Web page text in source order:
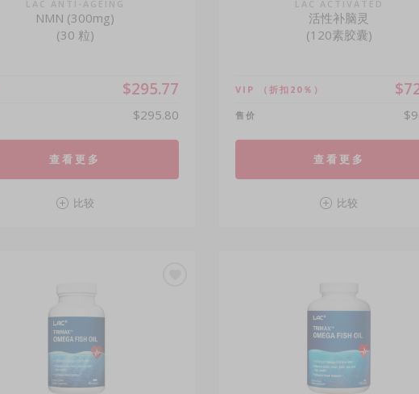
LAC ANTI-AGEING
NMN (300mg)
(30 粒)
$295.77
$295.80
查看更多
比较
LAC ACTIVATED
活性补脑灵
(120素胶囊)
VIP （折扣20％）
售价
查看更多
比较